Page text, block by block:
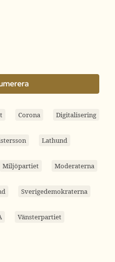
Corona Digitalisering
Lathund
Miljöpartiet Moderaterna
Sverigedemokraterna
Vänsterpartiet